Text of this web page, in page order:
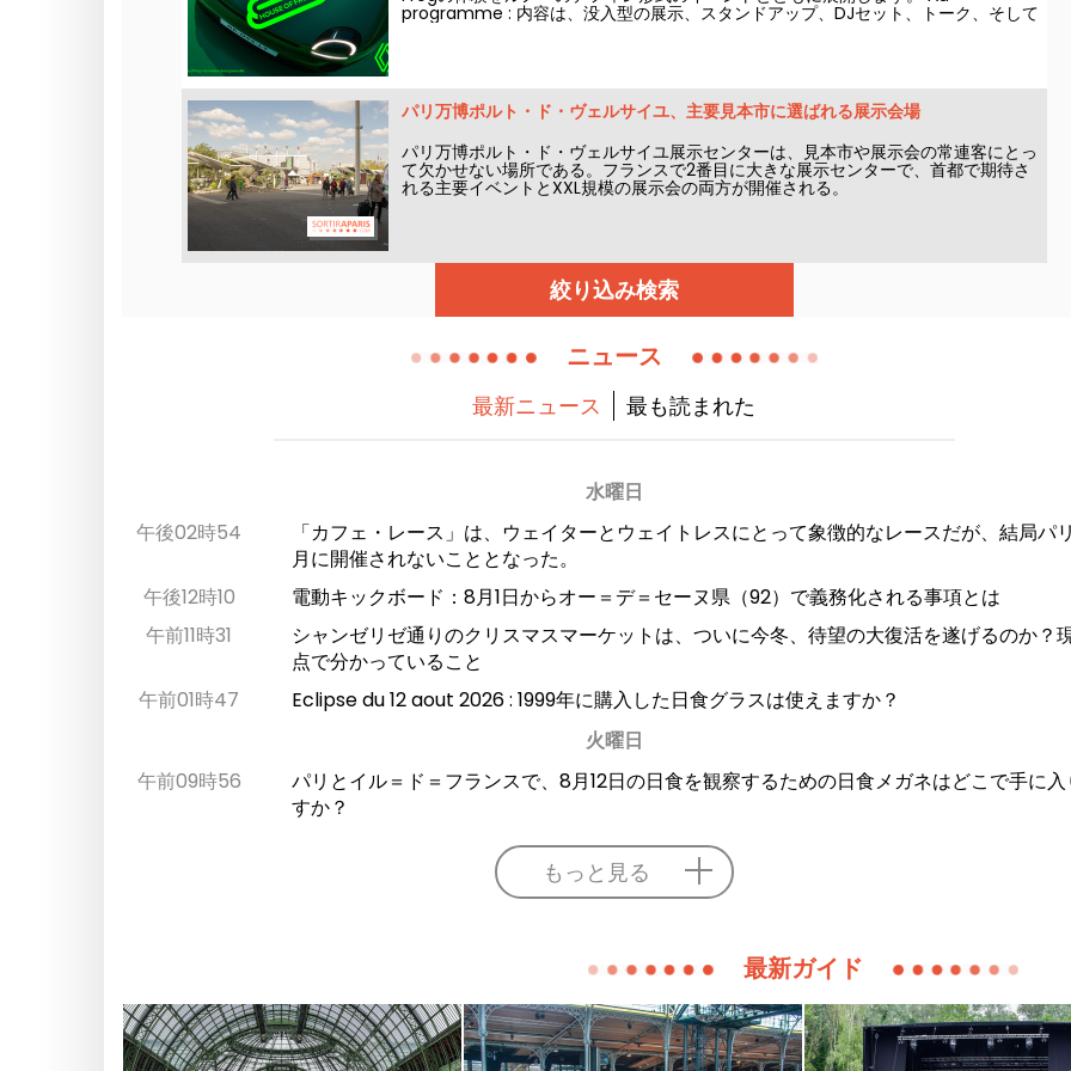
programme : 内容は、没入型の展示、スタンドアップ、DJセット、トーク、そして
パリ万博ポルト・ド・ヴェルサイユ、主要見本市に選ばれる展示会場
パリ万博ポルト・ド・ヴェルサイユ展示センターは、見本市や展示会の常連客にとっ
て欠かせない場所である。フランスで2番目に大きな展示センターで、首都で期待さ
れる主要イベントとXXL規模の展示会の両方が開催される。
絞り込み検索
ニュース
最新ニュース 最も読まれた
水曜日
午後02時54
「カフェ・レース」は、ウェイターとウェイトレスにとって象徴的なレースだが、結局パ
月に開催されないこととなった。
午後12時10
電動キックボード：8月1日からオー＝デ＝セーヌ県（92）で義務化される事項とは
午前11時31
シャンゼリゼ通りのクリスマスマーケットは、ついに今冬、待望の大復活を遂げるのか？
点で分かっていること
午前01時47
Eclipse du 12 aout 2026 : 1999年に購入した日食グラスは使えますか？
火曜日
午前09時56
パリとイル＝ド＝フランスで、8月12日の日食を観察するための日食メガネはどこで手に
すか？
もっと見る
最新ガイド